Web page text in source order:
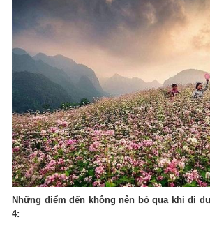
Những điểm đến không nên bỏ qua khi đi
4: